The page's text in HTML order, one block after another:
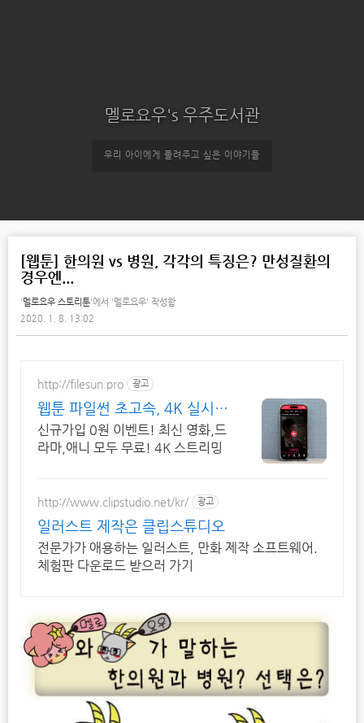
멜로요우's 우주도서관
우리 아이에게 들려주고 싶은 이야기들
[웹툰] 한의원 vs 병원, 각각의 특징은? 만성질환의
경우엔...
'멜로요우 스토리툰'에서 '멜로요우' 작성함
2020. 1. 8. 13:02
http://filesun.pro 광고
웹툰 파일썬 초고속, 4K 실시간
보기!
신규가입 0원 이벤트! 최신 영화,드
라마,애니 모두 무료! 4K 스트리밍
http://www.clipstudio.net/kr/ 광고
일러스트 제작은 클립스튜디오
전문가가 애용하는 일러스트, 만화 제작 소프트웨어.
체험판 다운로드 받으러 가기